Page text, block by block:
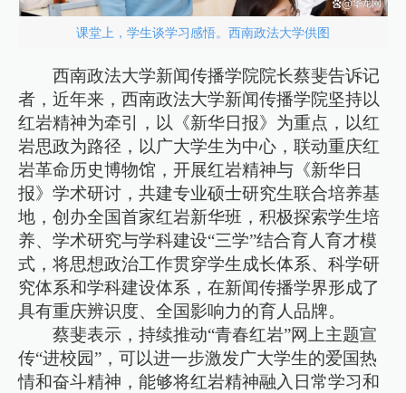
课堂上，学生谈学习感悟。西南政法大学供图
西南政法大学新闻传播学院院长蔡斐告诉记
者，近年来，西南政法大学新闻传播学院坚持以
红岩精神为牵引，以《新华日报》为重点，以红
岩思政为路径，以广大学生为中心，联动重庆红
岩革命历史博物馆，开展红岩精神与《新华日
报》学术研讨，共建专业硕士研究生联合培养基
地，创办全国首家红岩新华班，积极探索学生培
养、学术研究与学科建设“三学”结合育人育才模
式，将思想政治工作贯穿学生成长体系、科学研
究体系和学科建设体系，在新闻传播学界形成了
具有重庆辨识度、全国影响力的育人品牌。
蔡斐表示，持续推动“青春红岩”网上主题宣
传“进校园”，可以进一步激发广大学生的爱国热
情和奋斗精神，能够将红岩精神融入日常学习和